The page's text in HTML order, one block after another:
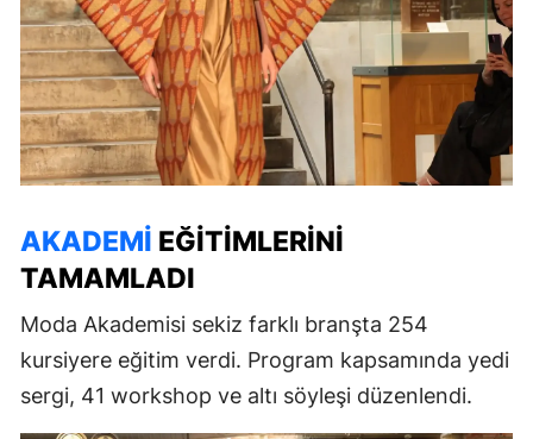
AKADEMI EĞITIMLERINI
TAMAMLADI
Moda Akademisi sekiz farklı branşta 254
kursiyere eğitim verdi. Program kapsamında yedi
sergi, 41 workshop ve altı söyleşi düzenlendi.